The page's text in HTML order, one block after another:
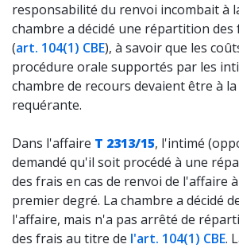
responsabilité du renvoi incombait à
chambre a décidé une répartition
(art. 104(1) CBE), à savoir que les
procédure orale supportés par les
chambre de recours devaient être à
requérante.
Dans l'affaire T 2313/15, l'intimé
demandé qu'il soit procédé à une
des frais en cas de renvoi de l'affaire
premier degré. La chambre a décidé
l'affaire, mais n'a pas arrêté de
des frais au titre de l'art. 104(1) CBE.